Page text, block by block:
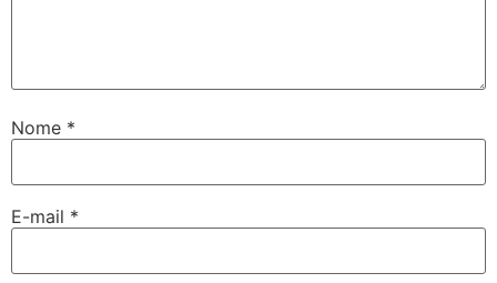
Nome *
E-mail *